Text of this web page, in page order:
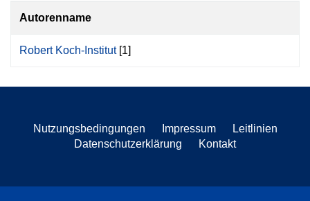
Autorenname
Robert Koch-Institut[1]
Nutzungsbedingungen Impressum
Leitlinien
Datenschutzerklärung
Kontakt